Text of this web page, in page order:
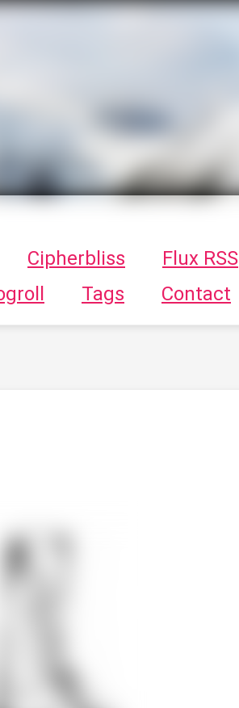
ykayn Blog
en tout genre par Tykayn
Cipherbliss
Flux RSS
Tags Contact